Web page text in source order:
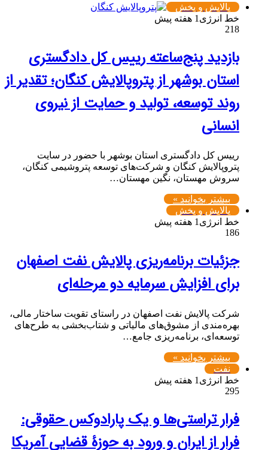
پالایش و پخش
خط انرژی 1 هفته پیش
218
بازدید پنج‌ساعته رییس کل دادگستری
استان بوشهر از پتروپالایش کنگان؛ تقدیر از
روند توسعه، تولید و حمایت از نیروی
انسانی
رییس کل دادگستری استان بوشهر با حضور در سایت
پتروپالایش کنگان و شرکت‌های توسعه پتروشیمی کنگان،
سروش مهستان، نگین مهستان…
بیشتر بخوانید »
پالایش و پخش
خط انرژی1 هفته پیش
186
جزئیات برنامه‌ریزی پالایش نفت اصفهان
برای افزایش سرمایه دو مرحله‌ای
شرکت پالایش نفت اصفهان در راستای تقویت ساختار مالی،
بهره‌مندی از مشوق‌های مالیاتی و شتاب‌بخشی به طرح‌های
توسعه‌ای، برنامه‌ریزی جامع…
بیشتر بخوانید »
نفت
خط انرژی 1 هفته پیش
295
فرار تراستی‌ها و یک پارادوکس حقوقی:
فرار از ایران و ورود به حوزۀ قضایی آمریکا